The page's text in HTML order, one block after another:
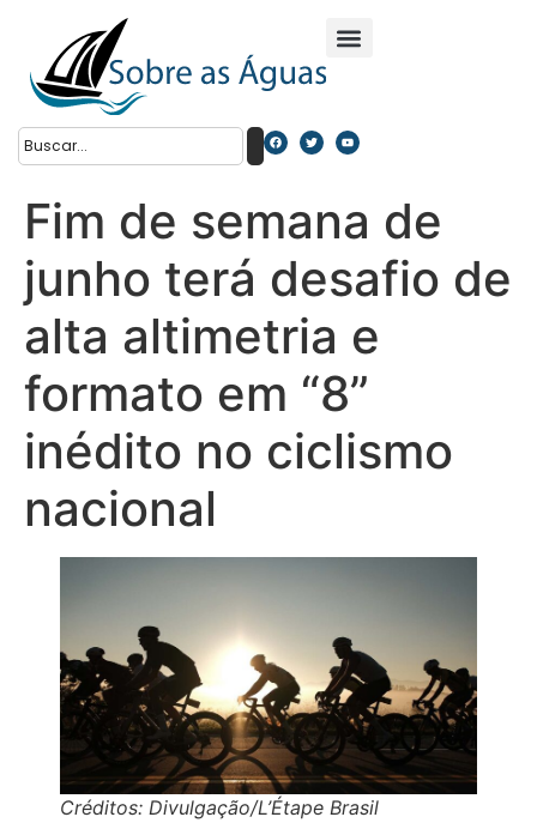
Fim de semana de
junho terá desafio de
alta altimetria e
formato em “8”
inédito no ciclismo
nacional
Créditos: Divulgação/L’Étape Brasil